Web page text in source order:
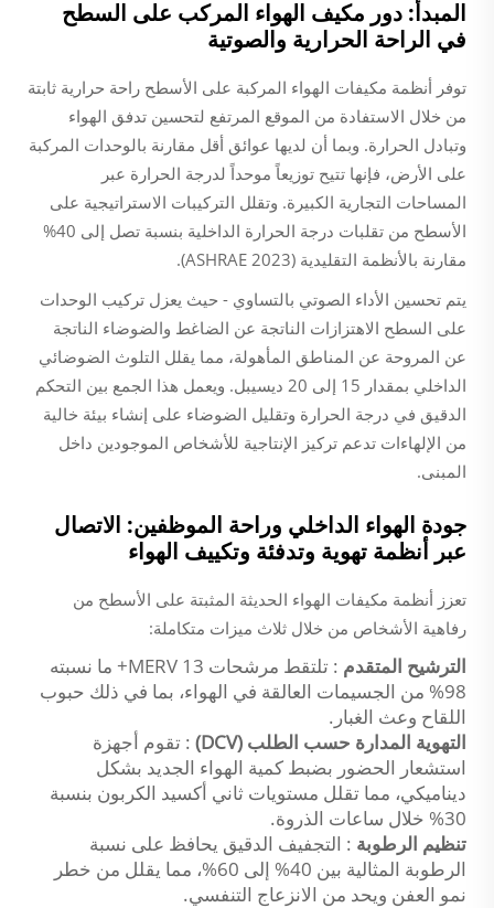
المبدأ: دور مكيف الهواء المركب على السطح
في الراحة الحرارية والصوتية
توفر أنظمة مكيفات الهواء المركبة على الأسطح راحة حرارية ثابتة
من خلال الاستفادة من الموقع المرتفع لتحسين تدفق الهواء
وتبادل الحرارة. وبما أن لديها عوائق أقل مقارنة بالوحدات المركبة
على الأرض، فإنها تتيح توزيعاً موحداً لدرجة الحرارة عبر
المساحات التجارية الكبيرة. وتقلل التركيبات الاستراتيجية على
الأسطح من تقلبات درجة الحرارة الداخلية بنسبة تصل إلى 40%
مقارنة بالأنظمة التقليدية (ASHRAE 2023).
يتم تحسين الأداء الصوتي بالتساوي - حيث يعزل تركيب الوحدات
على السطح الاهتزازات الناتجة عن الضاغط والضوضاء الناتجة
عن المروحة عن المناطق المأهولة، مما يقلل التلوث الضوضائي
الداخلي بمقدار 15 إلى 20 ديسيبل. ويعمل هذا الجمع بين التحكم
الدقيق في درجة الحرارة وتقليل الضوضاء على إنشاء بيئة خالية
من الإلهاءات تدعم تركيز الإنتاجية للأشخاص الموجودين داخل
المبنى.
جودة الهواء الداخلي وراحة الموظفين: الاتصال
عبر أنظمة تهوية وتدفئة وتكييف الهواء
تعزز أنظمة مكيفات الهواء الحديثة المثبتة على الأسطح من
رفاهية الأشخاص من خلال ثلاث ميزات متكاملة:
الترشيح المتقدم
: تلتقط مرشحات MERV 13+ ما نسبته
98% من الجسيمات العالقة في الهواء، بما في ذلك حبوب
اللقاح وعث الغبار.
التهوية المدارة حسب الطلب (DCV)
: تقوم أجهزة
استشعار الحضور بضبط كمية الهواء الجديد بشكل
ديناميكي، مما تقلل مستويات ثاني أكسيد الكربون بنسبة
30% خلال ساعات الذروة.
تنظيم الرطوبة : التجفيف الدقيق يحافظ على نسبة
الرطوبة المثالية بين 40% إلى 60%، مما يقلل من خطر
نمو العفن ويحد من الانزعاج التنفسي.